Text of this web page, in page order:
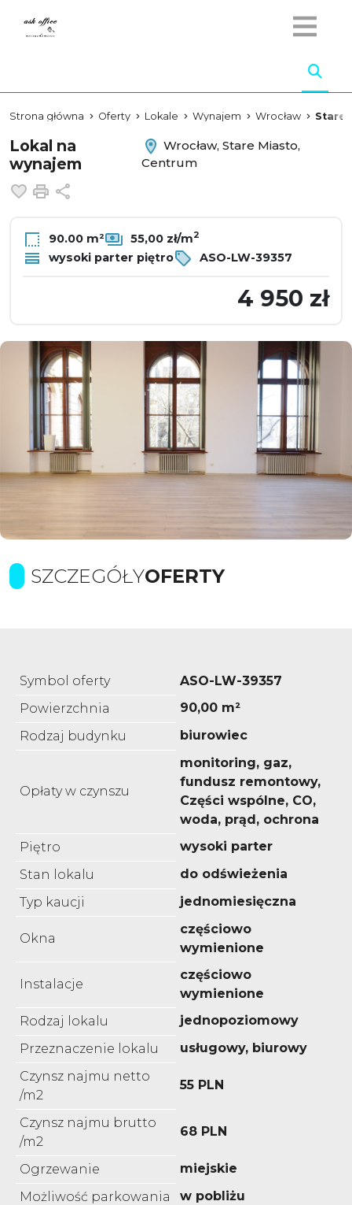
Strona główna Oferty Lokale Wynajem Wrocław Stare
Lokal na
wynajem
Wrocław, Stare Miasto,
Centrum
Dodaj do ulubionych
Drukuj
90.00 m² 55,00 zł/m2
wysoki parter piętro ASO-LW-39357
4 950 zł
SZCZEGÓŁYOFERTY
Symbol oferty
ASO-LW-39357
Powierzchnia
90,00 m²
Rodzaj budynku
biurowiec
Opłaty w czynszu
monitoring, gaz,
fundusz remontowy,
Części wspólne, CO,
woda, prąd, ochrona
Piętro
wysoki parter
Stan lokalu
do odświeżenia
Typ kaucji
jednomiesięczna
Okna
częściowo
wymienione
Instalacje
częściowo
wymienione
Rodzaj lokalu
jednopoziomowy
Przeznaczenie lokalu
usługowy, biurowy
Czynsz najmu netto
/m2
55 PLN
Czynsz najmu brutto
/m2
68 PLN
Ogrzewanie
miejskie
Możliwość parkowania
w pobliżu